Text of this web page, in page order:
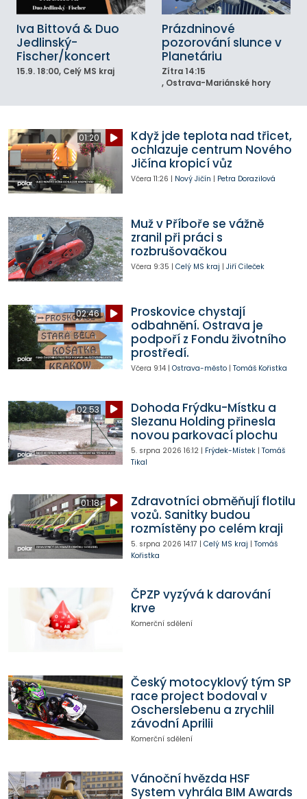
Iva Bittová & Duo
Jedlinský-
Fischer/koncert
15.9. 18:00, Celý MS kraj
Prázdninové
pozorování slunce v
Planetáriu
Zítra 14:15
, Ostrava-Mariánské hory
01:20
Když jde teplota nad třicet,
ochlazuje centrum Nového
Jičína kropicí vůz
Včera 11:26 | Nový Jičín | Petra Dorazilová
Muž v Příboře se vážně
zranil při práci s
rozbrušovačkou
Včera 9:35 | Celý MS kraj | Jiří Cileček
02:46
Proskovice chystají
odbahnění. Ostrava je
podpoří z Fondu životního
prostředí.
Včera 9:14| Ostrava-město| Tomáš Kořistka
02:53
Dohoda Frýdku-Místku a
Slezanu Holding přinesla
novou parkovací plochu
5. srpna 2026 16:12| Frýdek-Místek| Tomáš
Tikal
01:18
Zdravotníci obměňují flotilu
vozů. Sanitky budou
rozmístěny po celém kraji
5. srpna 2026 14:17 | Celý MS kraj | Tomáš
Kořistka
ČPZP vyzývá k darování
krve
Komerční sdělení
Český motocyklový tým SP
race project bodoval v
Oscherslebenu a zrychlil
závodní Aprilii
Komerční sdělení
Vánoční hvězda HSF
System vyhrála BIM Awards